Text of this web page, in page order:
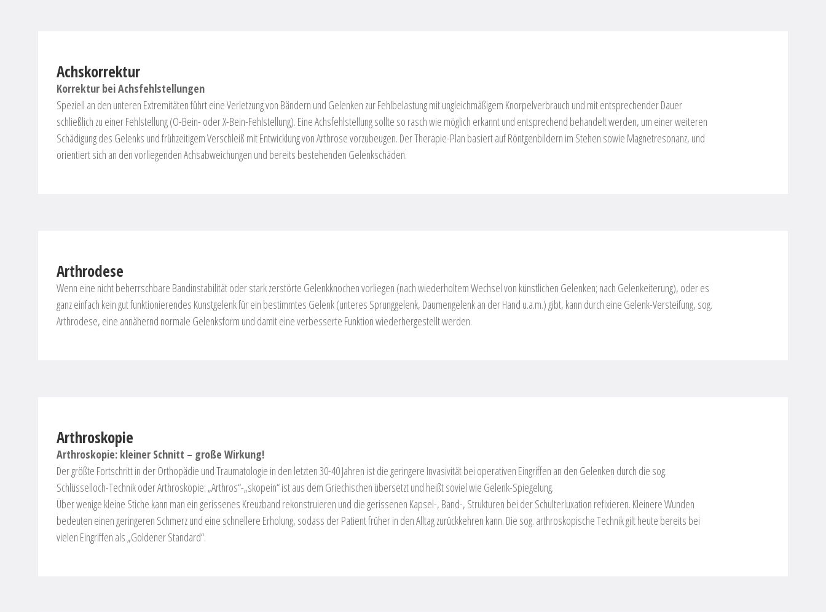
Achskorrektur
Korrektur bei Achsfehlstellungen
Speziell an den unteren Extremitäten führt eine Verletzung von Bändern und Gelenken zur Fehlbelastung mit ungleichmäßigem Knorpelverbrauch und mit entsprechender Dauer
schließlich zu einer Fehlstellung (O-Bein- oder X-Bein-Fehlstellung). Eine Achsfehlstellung sollte so rasch wie möglich erkannt und entsprechend behandelt werden, um einer weiteren
Schädigung des Gelenks und frühzeitigem Verschleiß mit Entwicklung von Arthrose vorzubeugen. Der Therapie-Plan basiert auf Röntgenbildern im Stehen sowie Magnetresonanz, und
orientiert sich an den vorliegenden Achsabweichungen und bereits bestehenden Gelenkschäden.
Arthrodese
Wenn eine nicht beherrschbare Bandinstabilität oder stark zerstörte Gelenkknochen vorliegen (nach wiederholtem Wechsel von künstlichen Gelenken; nach Gelenkeiterung), oder es
ganz einfach kein gut funktionierendes Kunstgelenk für ein bestimmtes Gelenk (unteres Sprunggelenk, Daumengelenk an der Hand u.a.m.) gibt, kann durch eine Gelenk-Versteifung, sog.
Arthrodese, eine annähernd normale Gelenksform und damit eine verbesserte Funktion wiederhergestellt werden.
Arthroskopie
Arthroskopie: kleiner Schnitt – große Wirkung!
Der größte Fortschritt in der Orthopädie und Traumatologie in den letzten 30-40 Jahren ist die geringere Invasivität bei operativen Eingriffen an den Gelenken durch die sog.
Schlüsselloch-Technik oder Arthroskopie: „Arthros“-„skopein“ ist aus dem Griechischen übersetzt und heißt soviel wie Gelenk-Spiegelung.
Über wenige kleine Stiche kann man ein gerissenes Kreuzband rekonstruieren und die gerissenen Kapsel-, Band-, Strukturen bei der Schulterluxation refixieren. Kleinere Wunden
bedeuten einen geringeren Schmerz und eine schnellere Erholung, sodass der Patient früher in den Alltag zurückkehren kann. Die sog. arthroskopische Technik gilt heute bereits bei
vielen Eingriffen als „Goldener Standard“.